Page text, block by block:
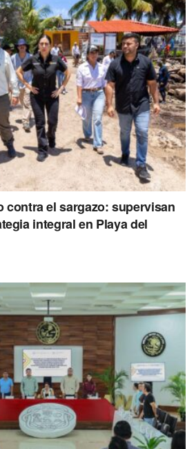
contra el sargazo: supervisan
integral en Playa del